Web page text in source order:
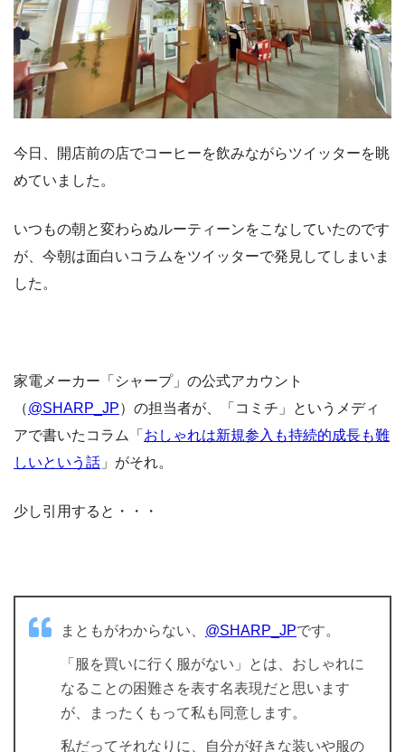
今日、開店前の店でコーヒーを飲みながらツイッターを眺
めていました。
いつもの朝と変わらぬルーティーンをこなしていたのです
が、今朝は面白いコラムをツイッターで発見してしまいま
した。
家電メーカー「シャープ」の公式アカウント
（@SHARP_JP）の担当者が、「コミチ」というメディ
アで書いたコラム「 おしゃれは新規参入も持続的成長も難
しいという話 」がそれ。
少し引用すると・・・
まともがわからない、 @SHARP_JPです。
「服を買いに行く服がない」とは、おしゃれに
なることの困難さを表す名表現だと思います
が、まったくもって私も同意します。
私だってそれなりに、自分が好きな装いや服の